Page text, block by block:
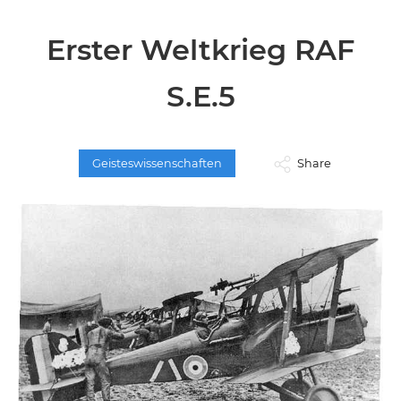
Erster Weltkrieg RAF
S.E.5
Geisteswissenschaften Share